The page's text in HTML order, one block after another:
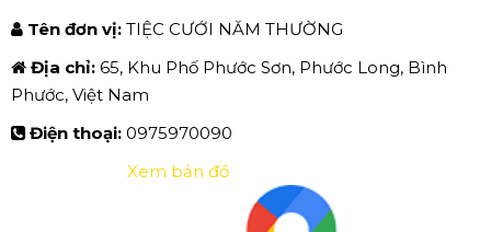
Tên đơn vị: TIỆC CƯỚI NĂM THƯỜNG
Địa chỉ: 65, Khu Phố Phước Sơn, Phước Long, Bình
Phước, Việt Nam
Điện thoại: 0975970090
Xem bản đồ